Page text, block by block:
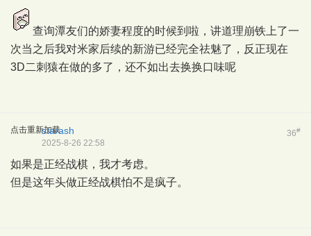
查询潭友们的娇妻程度的时候到啦，讲道理崩铁上了一
次当之后我对米家后续的新游已经完全祛魅了，反正现在
3D二刺猿在做的多了，还不如出去换换口味呢
点击重新加载 36#
starash
2025-8-26 22:58
如果是正经战棋，我才考虑。
但是这年头做正经战棋怕不是疯子。